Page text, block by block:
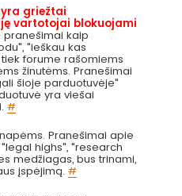
griežtai
vartotojai blokuojami
pranešimai kaip
"ieškau kas
forume rašomiems
žinutėms. Pranešimai
šioje parduotuvėje"
yra viešai
#
Pranešimai apie
"legal highs", "research
medžiagas, bus trinami,
įspėjimą.#